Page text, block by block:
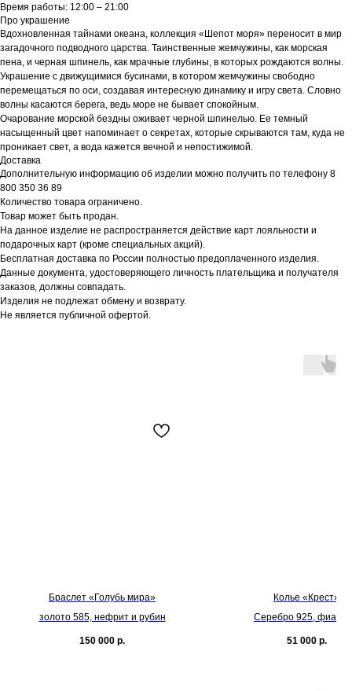
Время работы: 12:00 – 21:00
Про украшение
Вдохновленная тайнами океана, коллекция «Шепот моря» переносит в мир
загадочного подводного царства. Таинственные жемчужины, как морская
пена, и черная шпинель, как мрачные глубины, в которых рождаются волны.
Украшение с движущимися бусинами, в котором жемчужины свободно
перемещаться по оси, создавая интересную динамику и игру света. Словно
волны касаются берега, ведь море не бывает спокойным.
Очарование морской бездны оживает черной шпинелью. Ее темный
насыщенный цвет напоминает о секретах, которые скрываются там, куда не
проникает свет, а вода кажется вечной и непостижимой.
Доставка
Дополнительную информацию об изделии можно получить по телефону 8
800 350 36 89
Количество товара ограничено.
Товар может быть продан.
На данное изделие не распространяется действие карт лояльности и
подарочных карт (кроме специальных акций).
Бесплатная доставка по России полностью предоплаченного изделия.
Данные документа, удостоверяющего личность плательщика и получателя
заказов, должны совпадать.
Изделия не подлежат обмену и возврату.
Не является публичной офертой.
Браслет «Голубь мира»
золото 585, нефрит и рубин
150 000 р.
Колье «Крест»
Серебро 925,
51 000 р.